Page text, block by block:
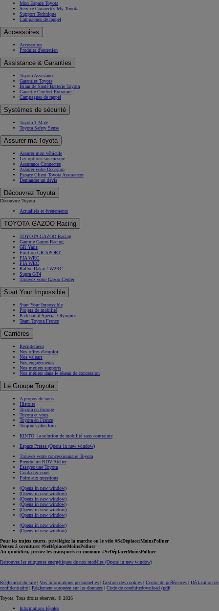
Mon Espace Toyota
Service Connectés My Toyota
Support Technique
Campagnes de rappel
Accessoires
Accessoires
Produits d'entretien
Assistance & Garanties
Toyota Assistance
Garanties Toyota
Bilan de Santé Batterie Toyota
Garantie Confort Extracare
Campagnes de rappel
Systèmes de sécurité
Toyota T-Mate
Toyota Safety Sense
Assurer ma Toyota
Assurer mon véhicule
Les options sur-mesure
Assurance Connectée
Assurer votre Occasion
Espace Client Toyota Assurances
Demander un devis
Découvrez Toyota
Découvrez Toyota
Actualités et évènements
TOYOTA GAZOO Racing
TOYOTA GAZOO Racing
Gamme Gazoo Racing
GR Yaris
Finition GR SPORT
FIA WRC
FIA WEC
Rallye Dakar / W2RC
Supra GT4
Trouvez votre Gazoo Center
Start Your Impossible
Start Your Impossible
Projets de mobilité
Partenariat Special Olympics
Team Toyota France
Carrières
Recrutement
Nos offres d'emploi
Nos valeurs
Nos engagements
Nos métiers supports
Nos métiers dans le réseau de concession
Le Groupe Toyota
A propos de nous
Histoire
Toyota en Europe
Toyota et vous
Toyota en France
Toujours plus loin
KINTO, la solution de mobilité sans contrainte
Espace Presse (Opens in new window)
Trouvez votre concessionnaire Toyota
Prendre un RDV Atelier
Essayez une Toyota
Contactez-nous
Foire aux questions
(Opens in new window)
(Opens in new window)
(Opens in new window)
(Opens in new window)
(Opens in new window)
(Opens in new window)
(Opens in new window)
(Opens in new window)
Pour les trajets courts, privilégiez la marche ou le vélo #SeDéplacerMoinsPolluer
Pensez à covoiturer #SeDéplacerMoinsPolluer
Au quotidien, prenez les transports en commun #SeDéplacerMoinsPolluer
Retrouvez les étiquettes énergétiques de nos modèles (Opens in new window)
Réglement du site Vos informations personnelles Gestion des cookies Centre de préférences
Déclaration de
confidentialité
Règlement européen sur les données Code de conduitedownload (pdf(
Toyota. Tous droits réservés. © 2026
Informations légales